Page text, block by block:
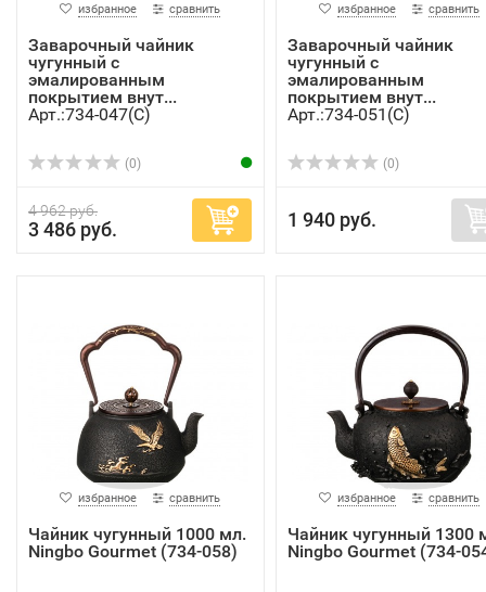
избранное сравнить
Заварочный чайник
чугунный с
эмалированным
покрытием внут...
Арт.:734-047(C)
(0)
4 962 руб.
3 486 руб.
избранное сравнить
Заварочный чайник
чугунный с
эмалированным
покрытием внут...
Арт.:734-051(C)
(0)
1 940 руб.
избранное сравнить
Чайник чугунный 1000 мл.
Ningbo Gourmet (734-058)
избранное сравнить
Чайник чугунный 1300
Ningbo Gourmet (734-